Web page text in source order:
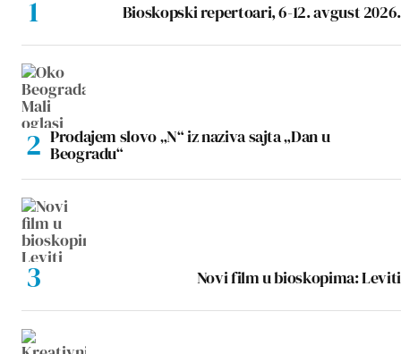
Bioskopski repertoari, 6-12. avgust 2026.
Prodajem slovo „N“ iz naziva sajta „Dan u
Beogradu“
Novi film u bioskopima: Leviti